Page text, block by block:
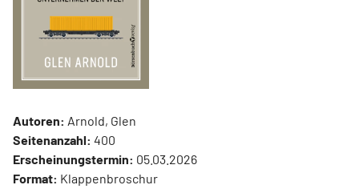
Autoren: Arnold, Glen
Seitenanzahl: 400
Erscheinungstermin: 05.03.2026
Format: Klappenbroschur